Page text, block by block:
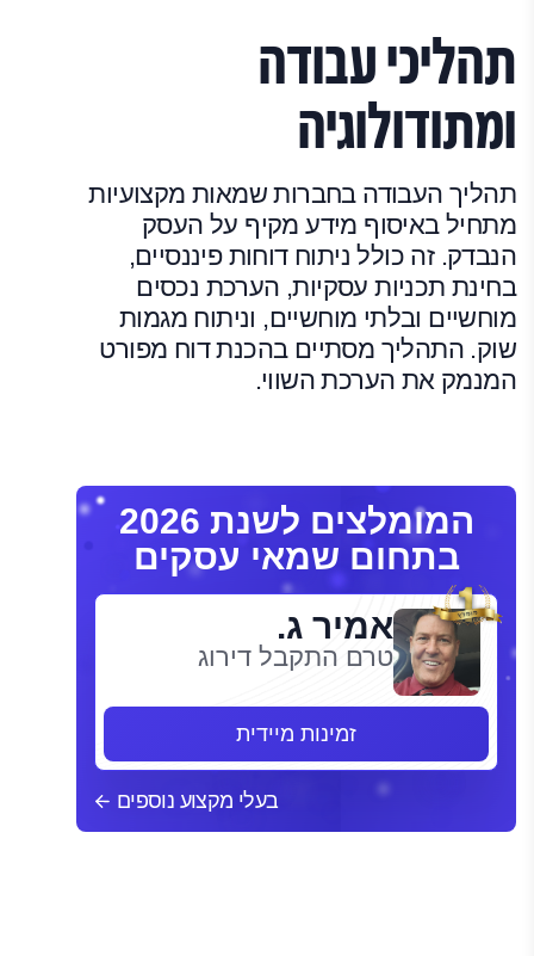
תהליכי עבודה
ומתודולוגיה
תהליך העבודה בחברות שמאות מקצועיות
מתחיל באיסוף מידע מקיף על העסק
הנבדק. זה כולל ניתוח דוחות פיננסיים,
בחינת תכניות עסקיות, הערכת נכסים
מוחשיים ובלתי מוחשיים, וניתוח מגמות
שוק. התהליך מסתיים בהכנת דוח מפורט
המנמק את הערכת השווי.
המומלצים לשנת 2026
בתחום שמאי עסקים
אמיר ג.
טרם התקבל דירוג
זמינות מיידית
בעלי מקצוע נוספים